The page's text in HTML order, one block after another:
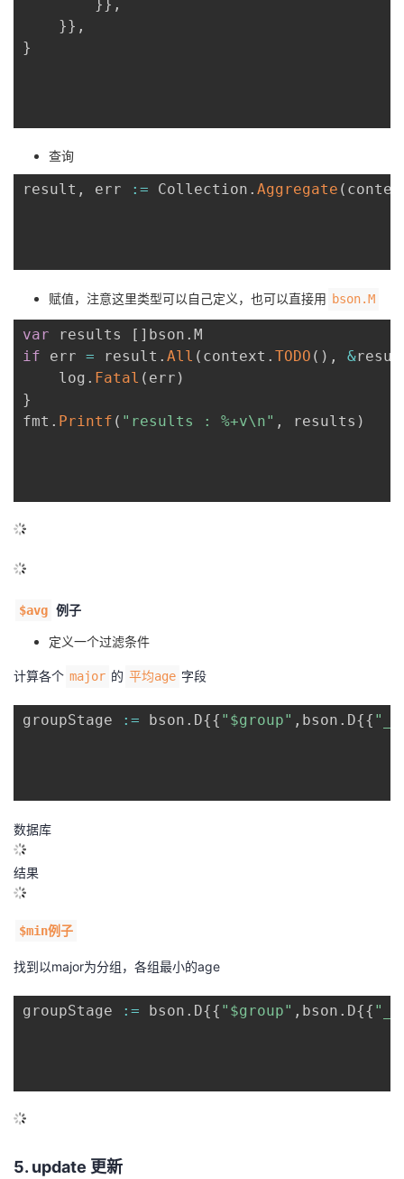
} } ,
}} ,
}
查询
result , err := Collection . Aggregate (
赋值，注意这里类型可以自己定义，也可以直接用 bson.M
var results [ ] bson .
if err = result . All ( context . TODO ( ) , &
	log
. Fatal ( err )
}
fmt . Printf ( "results : %+v\n" , results )
$avg 例子
定义一个过滤条件
计算各个 major 的 平均age 字段
groupStage := bson . D{{ "$group" , bson . D{{
数据库
结果
$min例子
找到以major为分组，各组最小的age
groupStage := bson . D{{ "$group" , bson . D{{
5. update 更新